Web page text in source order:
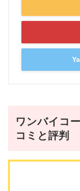
ワンバイコ
コミと評判